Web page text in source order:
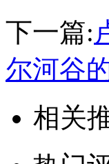
下一篇:
尔河谷
相关